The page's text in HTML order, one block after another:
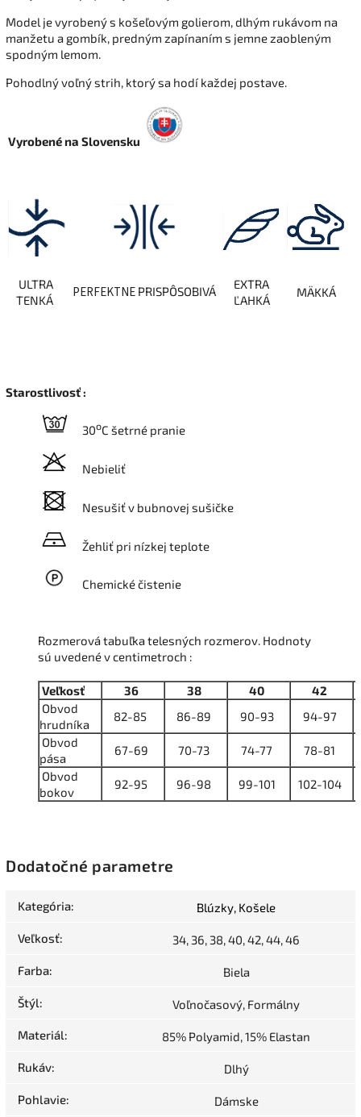
Model je vyrobený s košeľovým golierom, dlhým rukávom na
manžetu a gombík, predným zapínaním s jemne zaobleným
spodným lemom.
Pohodlný voľný strih, ktorý sa hodí každej postave.
Vyrobené na Slovensku
ULTRA
TENKÁ
PERFEKTNE PRISPÔSOBIVÁ
EXTRA
ĽAHKÁ
MÄKKÁ
Starostlivosť :
30oC šetrné pranie
Nebieliť
Nesušiť v bubnovej sušičke
Žehliť pri nízkej teplote
Chemické čistenie
Rozmerová tabuľka telesných rozmerov. Hodnoty
sú uvedené v centimetroch :
Veľkosť 36 38 40
42
Obvod
hrudníka
82-85 86-89 90-93
94-97
Obvod
pása
67-69 70-73 74-77
78-81
Obvod
bokov
92-95 96-98 99-101 102-104
Dodatočné parametre
Kategória: Blúzky, Košele
Veľkosť: 34, 36, 38, 40, 42, 44, 46
Farba: Biela
Štýl: Voľnočasový, Formálny
Materiál: 85% Polyamid, 15% Elastan
Rukáv: Dlhý
Pohlavie: Dámske